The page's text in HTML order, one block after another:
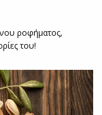
ροφήματος,
του!